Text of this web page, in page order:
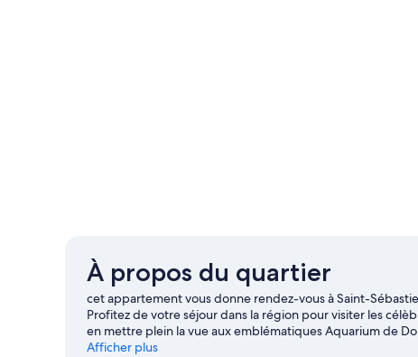
À propos du quartier
cet appartement vous donne rendez-vous à Saint-
Profitez de votre séjour dans la région pour visiter les
en mettre plein la vue aux emblématiques Aquarium de
moment unique lors de votre séjour ? Consultez l'affiche
Afficher plus